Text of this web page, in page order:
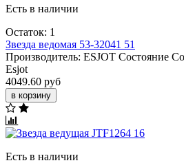
Есть в наличии
Остаток: 1
Звезда вeдомая 53-32041 51
Производитель: ESJOT Состояние
Esjot
4049.60 руб
в корзину
Есть в наличии